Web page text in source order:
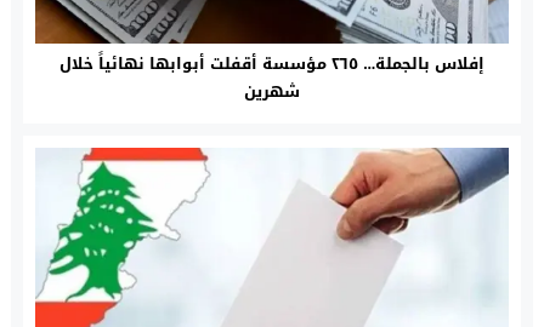
إفلاس بالجملة… ٢٦٥ مؤسسة أقفلت أبوابها نهائياً خلال
شهرين